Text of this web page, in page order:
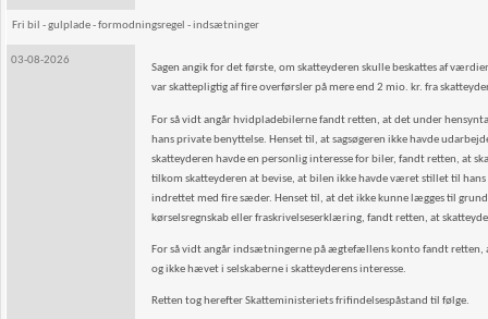
Fri bil - gulplade - formodningsregel - indsætninger
03-08-2026
Sagen angik for det første, om skatteyderen skulle beskattes af
var skattepligtig af fire overførsler på mere end 2 mio. kr. fra
For så vidt angår hvidpladebilerne fandt retten, at det under
hans private benyttelse. Henset til, at sagsøgeren ikke havde
skatteyderen havde en personlig interesse for biler, fandt retten, at
tilkom skatteyderen at bevise, at bilen ikke havde været stillet til
indrettet med fire sæder. Henset til, at det ikke kunne lægges til
kørselsregnskab eller fraskrivelseserklæring, fandt retten, at
For så vidt angår indsætningerne på ægtefællens konto fandt retten,
og ikke hævet i selskaberne i skatteyderens interesse.
Retten tog herefter Skatteministeriets frifindelsespåstand til følge.